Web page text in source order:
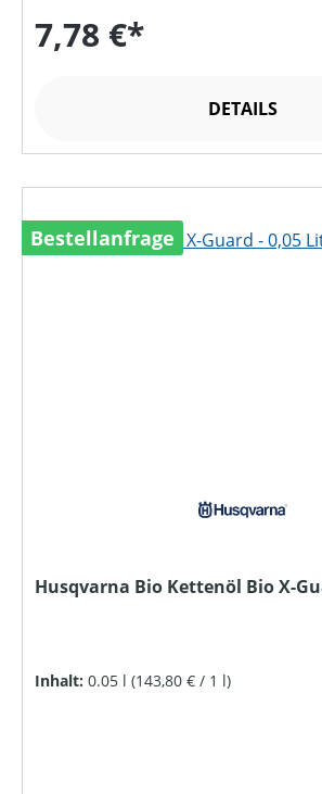
7,78 €*
DETAILS
Bestellanfrage
Husqvarna Bio Kettenöl Bio X-
Inhalt: 0.05 l (143,80 € / 1 l)